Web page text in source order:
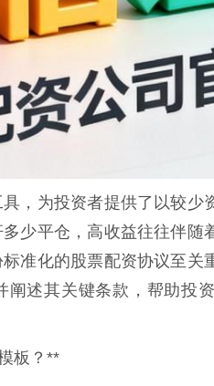
，为投资者提供了以较少
少平仓，高收益往往伴随
准化的股票配资协议至关
阐述其关键条款，帮助投
板？**